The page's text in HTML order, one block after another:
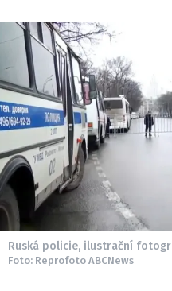
Ruská policie, ilustrační
Foto: Reprofoto ABCNews